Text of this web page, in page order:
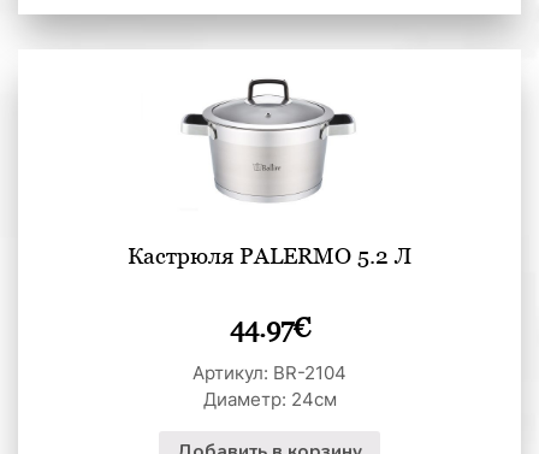
Кастрюля PALERMO 5.2 Л
44.97€
Артикул: BR-2104
Диаметр: 24см